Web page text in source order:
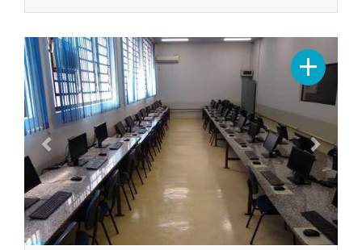
+
Previous Next